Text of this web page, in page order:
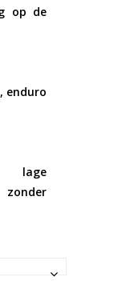
op de
enduro
lage